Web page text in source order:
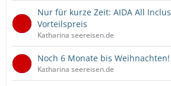
Nur für kurze Zeit: AIDA All
Vorteilspreis
Katharina seereisen.de
Noch 6 Monate bis Weihnachten!
Katharina seereisen.de